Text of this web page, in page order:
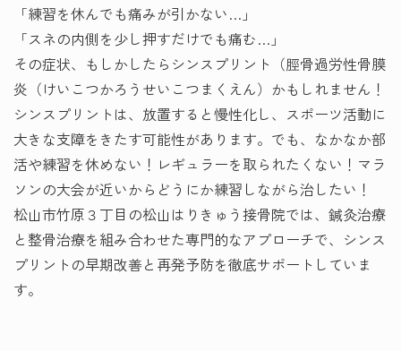
「練習を休んでも痛みが引かない…」
「スネの内側を少し押すだけでも痛む…」
その症状、もしかしたらシンスプリント（脛骨過労性骨膜
炎（けいこつかろうせいこつまくえん）かもしれません！
シンスプリントは、放置すると慢性化し、スポーツ活動に
大きな支障をきたす可能性があります。でも、なかなか部
活や練習を休めない！レギュラーを取られたくない！マラ
ソンの大会が近いからどうにか練習しながら治したい！
松山市竹原３丁目の松山はりきゅう接骨院では、鍼灸治療
と整骨治療を組み合わせた専門的なアプローチで、シンス
プリントの早期改善と再発予防を徹底サポートしていま
す。